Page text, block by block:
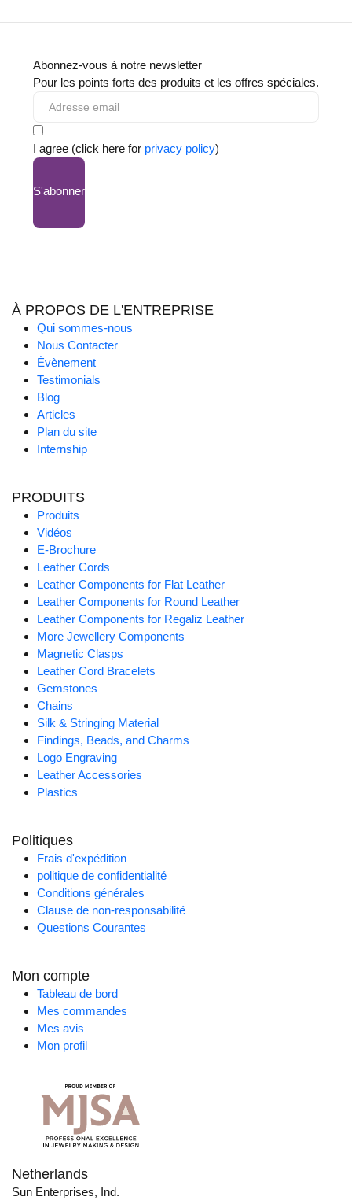
Abonnez-vous à notre newsletter
Pour les points forts des produits et les offres spéciales.
I agree (click here for privacy policy)
S'abonner
À PROPOS DE L'ENTREPRISE
Qui sommes-nous
Nous Contacter
Évènement
Testimonials
Blog
Articles
Plan du site
Internship
PRODUITS
Produits
Vidéos
E-Brochure
Leather Cords
Leather Components for Flat Leather
Leather Components for Round Leather
Leather Components for Regaliz Leather
More Jewellery Components
Magnetic Clasps
Leather Cord Bracelets
Gemstones
Chains
Silk & Stringing Material
Findings, Beads, and Charms
Logo Engraving
Leather Accessories
Plastics
Politiques
Frais d'expédition
politique de confidentialité
Conditions générales
Clause de non-responsabilité
Questions Courantes
Mon compte
Tableau de bord
Mes commandes
Mes avis
Mon profil
Netherlands
Sun Enterprises, Ind.